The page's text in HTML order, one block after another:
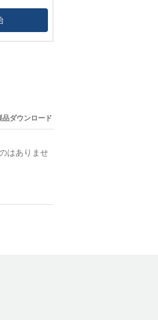
品ダウンロード
はありませ